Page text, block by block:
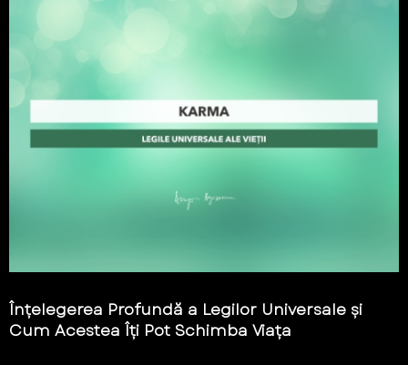
Înțelegerea Profundă a Legilor Universale și
Cum Acestea Îți Pot Schimba Viața